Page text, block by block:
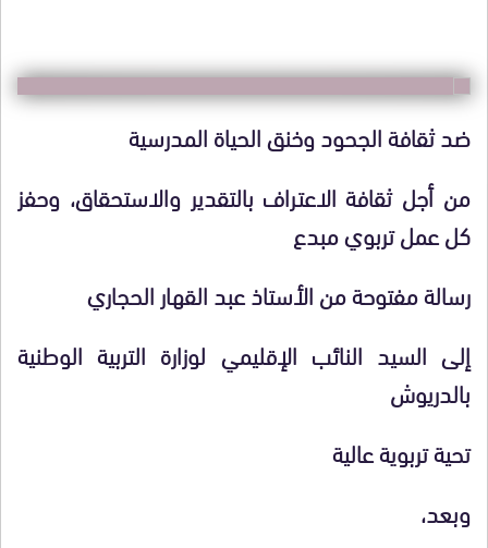
ضد ثقافة الجحود وخنق الحياة المدرسية
من أجل ثقافة الاعتراف بالتقدير والاستحقاق، وحفز
كل عمل تربوي مبدع
رسالة مفتوحة من الأستاذ عبد القهار الحجاري
إلى السيد النائب الإقليمي لوزارة التربية الوطنية
بالدريوش
تحية تربوية عالية
وبعد،